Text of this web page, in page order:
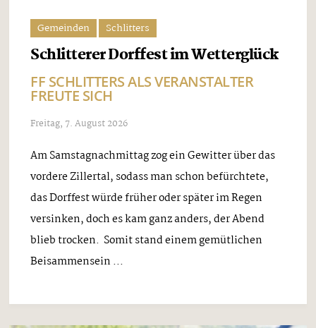
Gemeinden Schlitters
Schlitterer Dorffest im Wetterglück
FF SCHLITTERS ALS VERANSTALTER
FREUTE SICH
Freitag, 7. August 2026
Am Samstagnachmittag zog ein Gewitter über das
vordere Zillertal, sodass man schon befürchtete,
das Dorffest würde früher oder später im Regen
versinken, doch es kam ganz anders, der Abend
blieb trocken. Somit stand einem gemütlichen
Beisammensein ...